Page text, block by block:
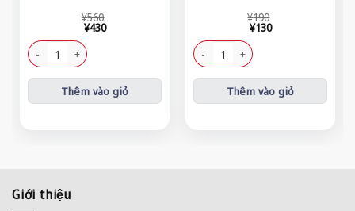
¥560
¥560.
¥430
tại
là:
¥430.
Tương ớt chinsu chai lớn số lượng
Thêm vào giỏ
¥190
¥190.
¥130
tại
là:
¥130.
Barona thịt kho tàu số lượng
Thêm vào giỏ
Giới thiệu